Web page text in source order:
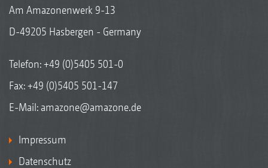
Am Amazonenwerk 9-13
D-49205 Hasbergen - Germany
Telefon:+49 (0)5405 501-0
Fax: +49 (0)5405 501-147
E-Mail: amazone@amazone.de
Impressum
Datenschutz